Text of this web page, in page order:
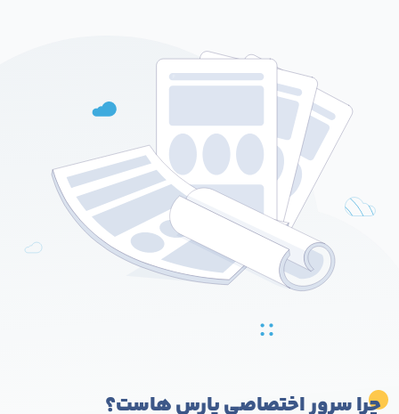
چرا سرور اختصاصی پارس هاست؟